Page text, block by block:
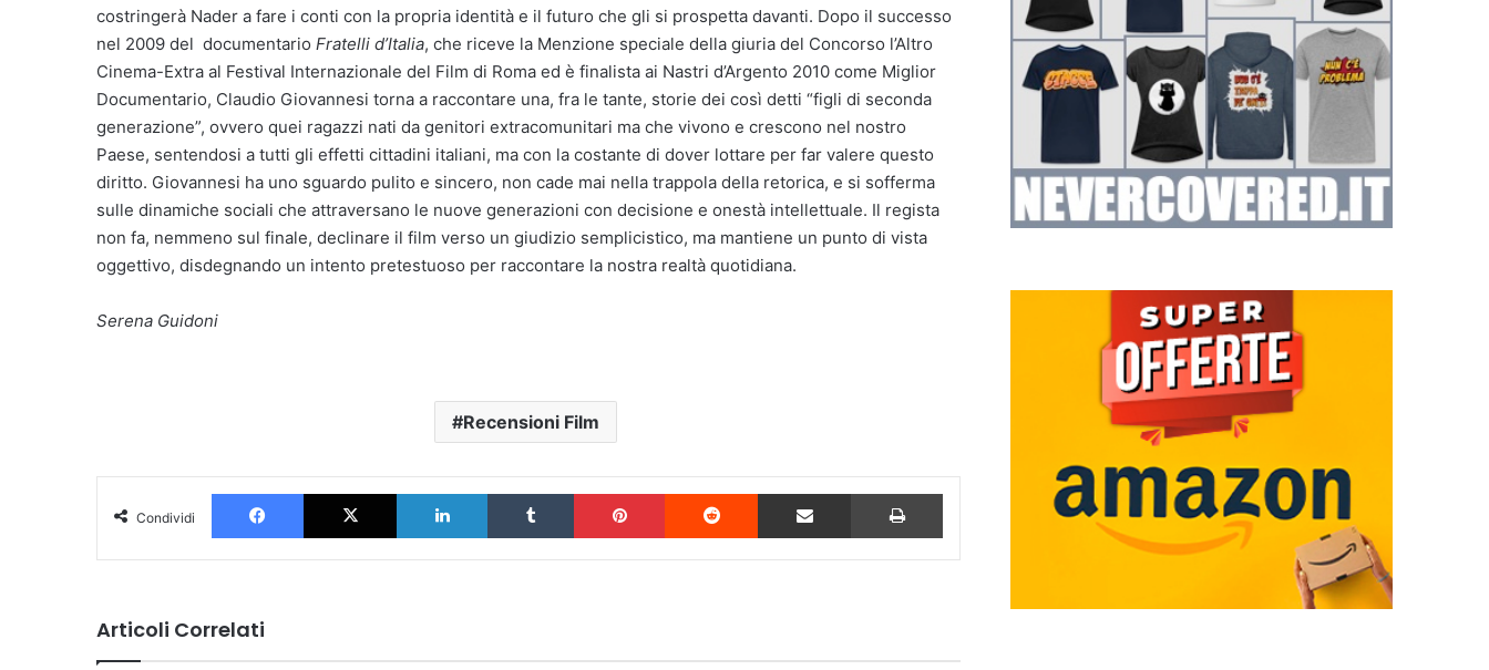
costringerà Nader a fare i conti con la propria identità e il futuro che gli si prospetta davanti. Dopo il successo
nel 2009 del documentario Fratelli d’Italia, che riceve la Menzione speciale della giuria del Concorso l’Altro
Cinema-Extra al Festival Internazionale del Film di Roma ed è finalista ai Nastri d’Argento 2010 come Miglior
Documentario, Claudio Giovannesi torna a raccontare una, fra le tante, storie dei così detti “figli di seconda
generazione”, ovvero quei ragazzi nati da genitori extracomunitari ma che vivono e crescono nel nostro
Paese, sentendosi a tutti gli effetti cittadini italiani, ma con la costante di dover lottare per far valere questo
diritto. Giovannesi ha uno sguardo pulito e sincero, non cade mai nella trappola della retorica, e si sofferma
sulle dinamiche sociali che attraversano le nuove generazioni con decisione e onestà intellettuale. Il regista
non fa, nemmeno sul finale, declinare il film verso un giudizio semplicistico, ma mantiene un punto di vista
oggettivo, disdegnando un intento pretestuoso per raccontare la nostra realtà quotidiana.
Serena Guidoni
Recensioni Film
Condividi
Facebook X LinkedIn Tumblr Pinterest Reddit Condividi via Email Stampa
Articoli Correlati